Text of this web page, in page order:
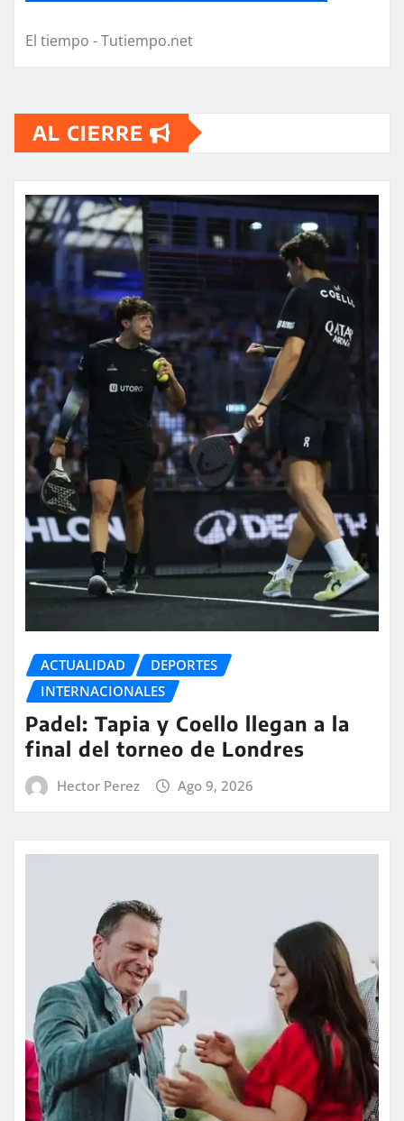
El tiempo - Tutiempo.net
AL CIERRE
ACTUALIDAD
DEPORTES
INTERNACIONALES
Padel: Tapia y Coello llegan a la
final del torneo de Londres
Hector Perez Ago 9, 2026